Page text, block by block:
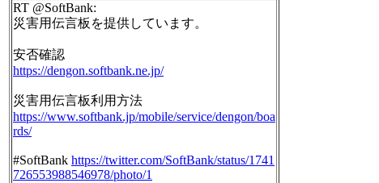
RT @SoftBank:
災害用伝言板を提供しています。
安否確認
https://dengon.softbank.ne.jp/
災害用伝言板利用方法
https://www.softbank.jp/mobile/service/dengon/boa
rds/
#SoftBank https://twitter.com/SoftBank/status/1741
726553988546978/photo/1